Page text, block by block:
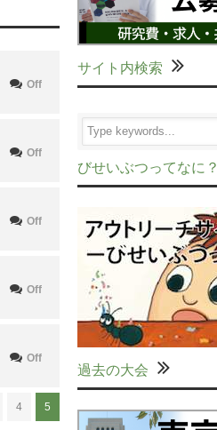
Off
Off
Off
Off
Off
4 5
サイト内検索
びせいぶつってなに？
過去の大会